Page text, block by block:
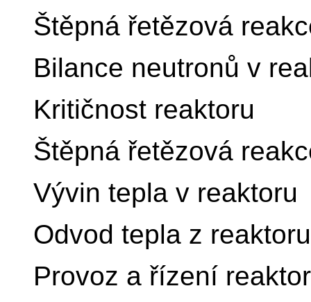
Štěpná řetězová
Bilance neutronů v
Kritičnost reaktoru
Štěpná řetězová
Vývin tepla v reaktoru
Odvod tepla z reaktoru
Provoz a řízení